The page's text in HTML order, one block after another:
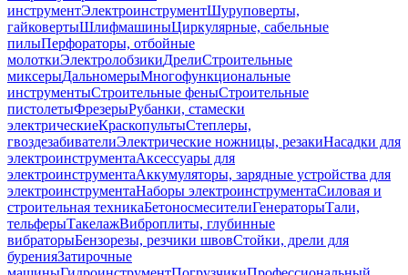
инструментЭлектроинструментШуруповерты,
гайковертыШлифмашиныЦиркулярные, сабельные
пилыПерфораторы, отбойные
молоткиЭлектролобзикиДрелиСтроительные
миксерыДальномерыМногофункциональные
инструментыСтроительные феныСтроительные
пистолетыФрезерыРубанки, стамески
электрическиеКраскопультыСтеплеры,
гвоздезабивателиЭлектрические ножницы, резакиНасадки для
электроинструментаАксессуары для
электроинструментаАккумуляторы, зарядные устройства для
электроинструментаНаборы электроинструментаСиловая и
строительная техникаБетоносмесителиГенераторыТали,
тельферыТакелажВиброплиты, глубинные
вибраторыБензорезы, резчики швовСтойки, дрели для
буренияЗатирочные